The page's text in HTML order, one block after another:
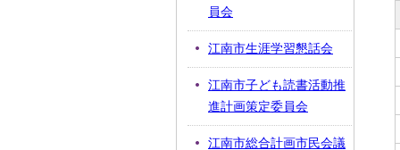
員会
江南市生涯学習懇話会
江南市子ども読書活動推
進計画策定委員会
江南市総合計画市民会議